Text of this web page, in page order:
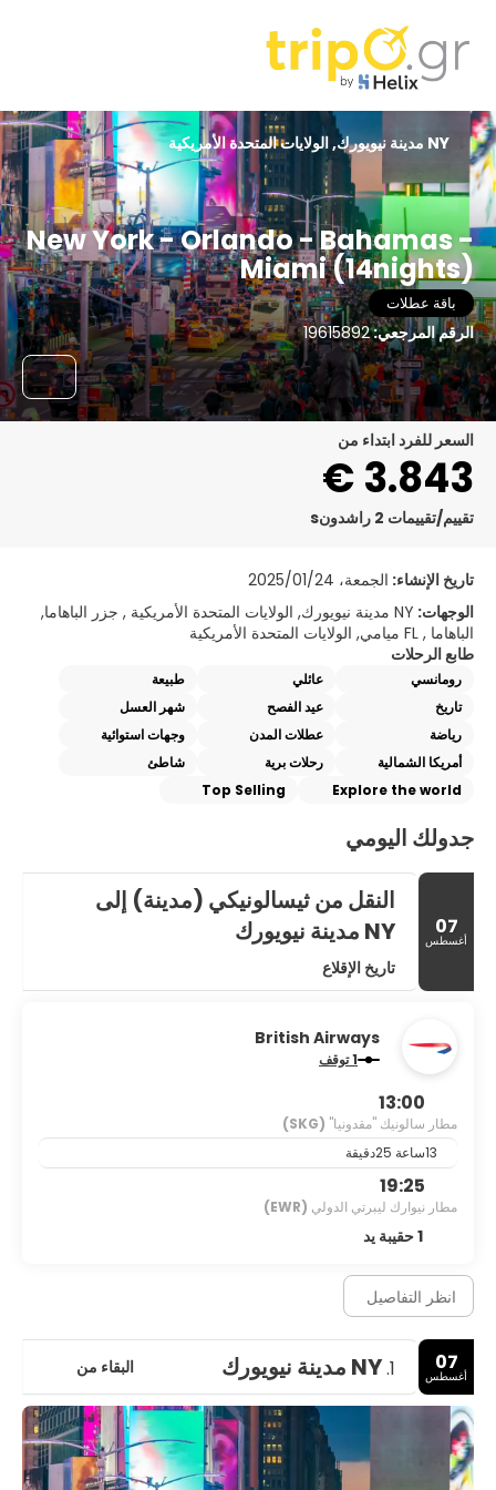
New York - Orlando - Bahamas -
Miami (14nights)
باقة عطلات
الرقم المرجعي:19615892
NY مدينة نيويورك, الولايات المتحدة الأمريكية
السعر للفرد ابتداء من
3.843 €
تقييم/تقييمات 2 راشدونs
تاريخ الإنشاء: الجمعة، 2025/01/24
الوجهات:
NY مدينة نيويورك, الولايات المتحدة الأمريكية , جزر الباهاما,
الباهاما , FL ميامي, الولايات المتحدة الأمريكية
طابع الرحلات
رومانسي عائلي
طبيعة
تاريخ
عيد الفصح
شهر العسل
رياضة
عطلات المدن
وجهات استوائية
أمريكا الشمالية
رحلات برية
شاطئ
Explore the world
Top Selling
جدولك اليومي
07
أغسطس
النقل من ثيسالونيكي (مدينة) إلى
NY مدينة نيويورك
تاريخ الإقلاع
British Airways
1 توقف
13:00
مطار سالونيك "مقدونيا" (SKG)
19:25
مطار نيوارك ليبرتي الدولي (EWR)
1 حقيبة يد
انظر التفاصيل
07
أغسطس 1. NY مدينة نيويورك البقاء من